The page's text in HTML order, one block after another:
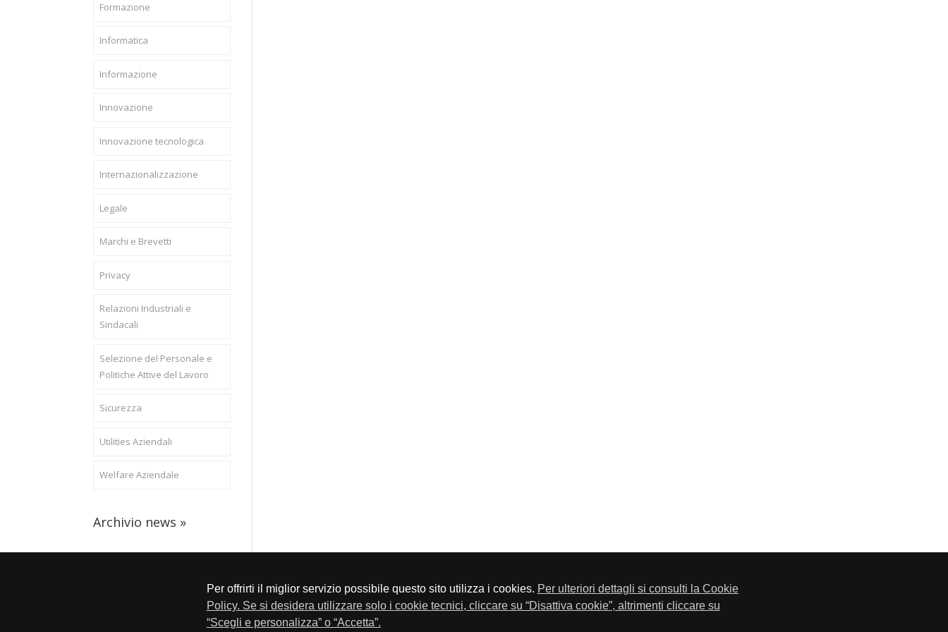
Per offrirti il miglior servizio possibile questo sito utilizza i cookies. Per ulteriori dettagli si consulti la Cookie
Policy. Se si desidera utilizzare solo i cookie tecnici, cliccare su “Disattiva cookie”, altrimenti cliccare su
“Scegli e personalizza” o “Accetta”.
Formazione
Informatica
Informazione
Innovazione
Innovazione tecnologica
Internazionalizzazione
Legale
Marchi e Brevetti
Privacy
Relazioni Industriali e
Sindacali
Selezione del Personale e
Politiche Attive del Lavoro
Sicurezza
Utilities Aziendali
Welfare Aziendale
Archivio news »
Via F.Lippi, 30 25134 Brescia P.Iva 01548020179 - Telefono 030-23076 - Fax 030-2304108